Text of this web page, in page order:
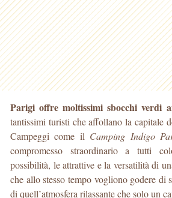
Parigi offre moltissimi sbocchi verdi
tantissimi turisti che affollano la capitale
Campeggi come il Camping Indigo
compromesso straordinario a tutti
possibilità, le attrattive e la versatilità di
che allo stesso tempo vogliono godere di
di quell’atmosfera rilassante che solo un